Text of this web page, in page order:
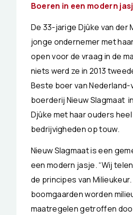
Boeren in een modern
De 33-jarige Djûke van der
jonge ondernemer met
open voor de vraag in de
niets werd ze in 2013
Beste boer van Nederland-
boerderij Nieuw Slagmaat
Djûke met haar ouders
bedrijvigheden op touw.
Nieuw Slagmaat is een
een modern jasje. “Wij
de principes van Milieukeur.
boomgaarden worden
maatregelen getroffen